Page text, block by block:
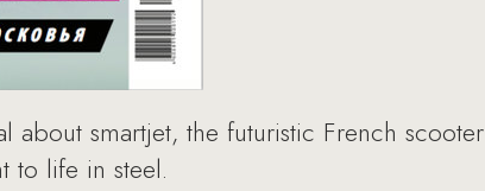
about smartjet, the futuristic French scooter
to life in steel.